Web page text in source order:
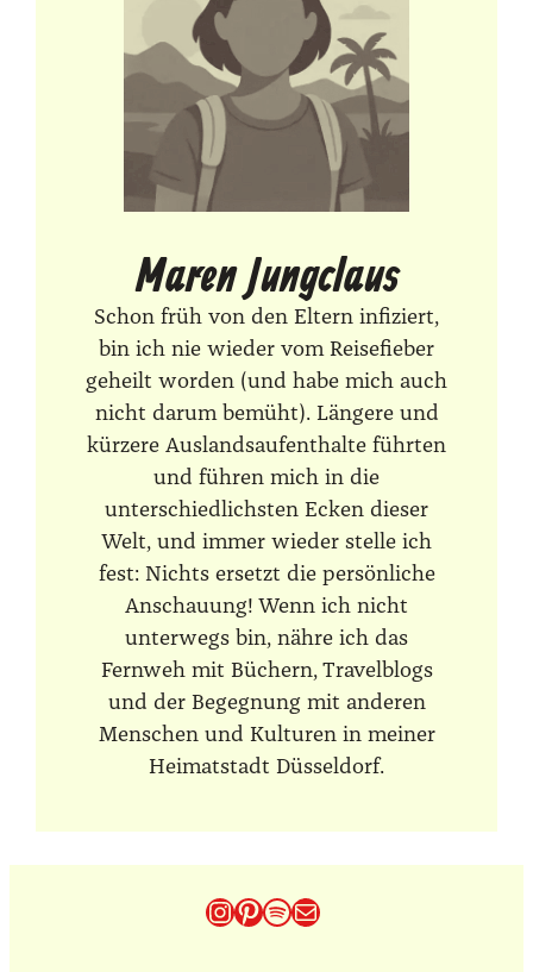
Maren Jungclaus
Schon früh von den Eltern infiziert,
bin ich nie wieder vom Reisefieber
geheilt worden (und habe mich auch
nicht darum bemüht). Längere und
kürzere Auslandsaufenthalte führten
und führen mich in die
unterschiedlichsten Ecken dieser
Welt, und immer wieder stelle ich
fest: Nichts ersetzt die persönliche
Anschauung! Wenn ich nicht
unterwegs bin, nähre ich das
Fernweh mit Büchern, Travelblogs
und der Begegnung mit anderen
Menschen und Kulturen in meiner
Heimatstadt Düsseldorf.
Instagram
Pinterest
Spotify
E-Mail